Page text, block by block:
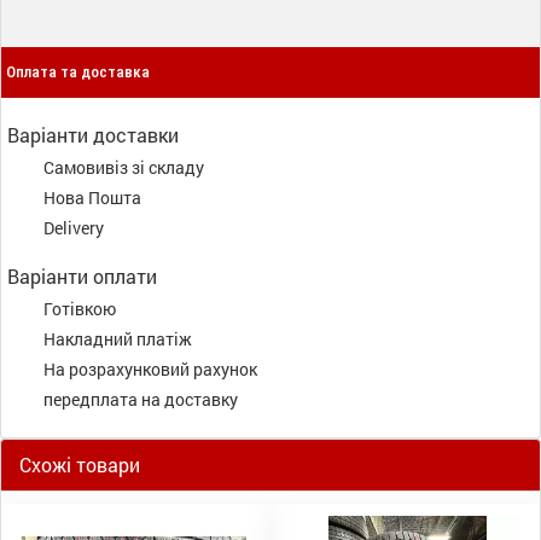
Оплата та доставка
Варіанти доставки
Самовивіз зі складу
Нова Пошта
Delivery
Варіанти оплати
Готівкою
Накладний платіж
На розрахунковий рахунок
передплата на доставку
Схожі товари